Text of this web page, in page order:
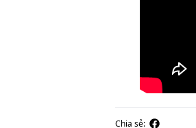
Chia sẻ: